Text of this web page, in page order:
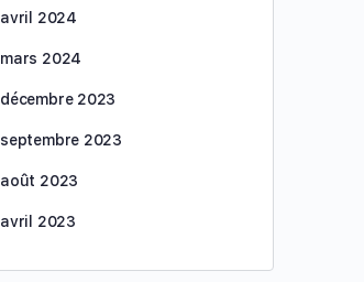
avril 2024
mars 2024
décembre 2023
septembre 2023
août 2023
avril 2023